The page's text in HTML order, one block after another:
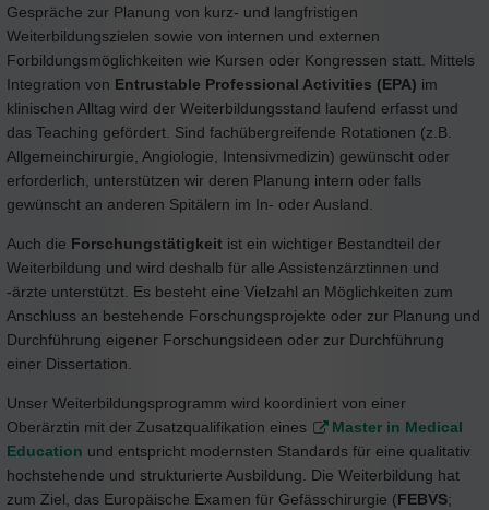
Gespräche zur Planung von kurz- und langfristigen
Weiterbildungszielen sowie von internen und externen
Forbildungsmöglichkeiten wie Kursen oder Kongressen statt. Mittels
Integration von Entrustable Professional Activities (EPA) im
klinischen Alltag wird der Weiterbildungsstand laufend erfasst und
das Teaching gefördert. Sind fachübergreifende Rotationen (z.B.
Allgemeinchirurgie, Angiologie, Intensivmedizin) gewünscht oder
erforderlich, unterstützen wir deren Planung intern oder falls
gewünscht an anderen Spitälern im In- oder Ausland.
Auch die Forschungstätigkeit ist ein wichtiger Bestandteil der
Weiterbildung und wird deshalb für alle Assistenzärztinnen und
-ärzte unterstützt. Es besteht eine Vielzahl an Möglichkeiten zum
Anschluss an bestehende Forschungsprojekte oder zur Planung und
Durchführung eigener Forschungsideen oder zur Durchführung
einer Dissertation.
Unser Weiterbildungsprogramm wird koordiniert von einer
Oberärztin mit der Zusatzqualifikation eines
Master in Medical
Education und entspricht modernsten Standards für eine qualitativ
hochstehende und strukturierte Ausbildung. Die Weiterbildung hat
zum Ziel, das Europäische Examen für Gefässchirurgie (FEBVS;